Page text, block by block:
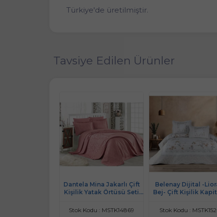
Türkiye'de üretilmiştir.
Tavsiye Edilen Ürünler
Dantela Mina Jakarlı Çift
Kişilik Yatak Örtüsü Seti
Stok Kodu : MSTK14869
Belenay Dijital -
Bej- Çift Kişilik
Stok Kodu :